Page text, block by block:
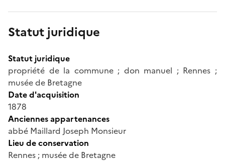
Statut juridique
Statut juridique
propriété de la commune ; don manuel ; Rennes ;
musée de Bretagne
Date d'acquisition
1878
Anciennes appartenances
abbé Maillard Joseph Monsieur
Lieu de conservation
Rennes ; musée de Bretagne